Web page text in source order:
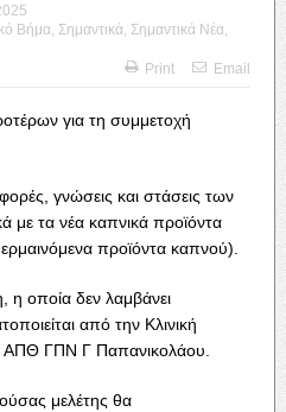
Βήμα Σημαντικά Σημαντικά Νέα
Print
Email
για τη συμμετοχή
γνώσεις και στάσεις των
με τα νέα καπνικά προϊόντα
προϊόντα καπνού).
η οποία δεν λαμβάνει
από την Κλινική
ΑΠΘ ΓΠΝ Γ Παπανικολάου.
μελέτης θα